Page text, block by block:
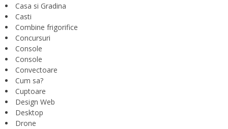
Casa si Gradina
Casti
Combine frigorifice
Concursuri
Console
Console
Convectoare
Cum sa?
Cuptoare
Design Web
Desktop
Drone